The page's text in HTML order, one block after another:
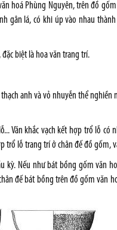
hoá Phùng Nguyên, trên đồ gốm
gân lá, có khi úp vào nhau
biệt là hoa văn trang trí.
anh và vỏ nhuyễn thể
Văn khắc vạch kết hợp trổ lỗ
trổ lỗ trang trí ở chân đế đồ gốm,
kỳ. Nếu như bát bồng gốm văn
đế bát bồng trên đồ gốm văn